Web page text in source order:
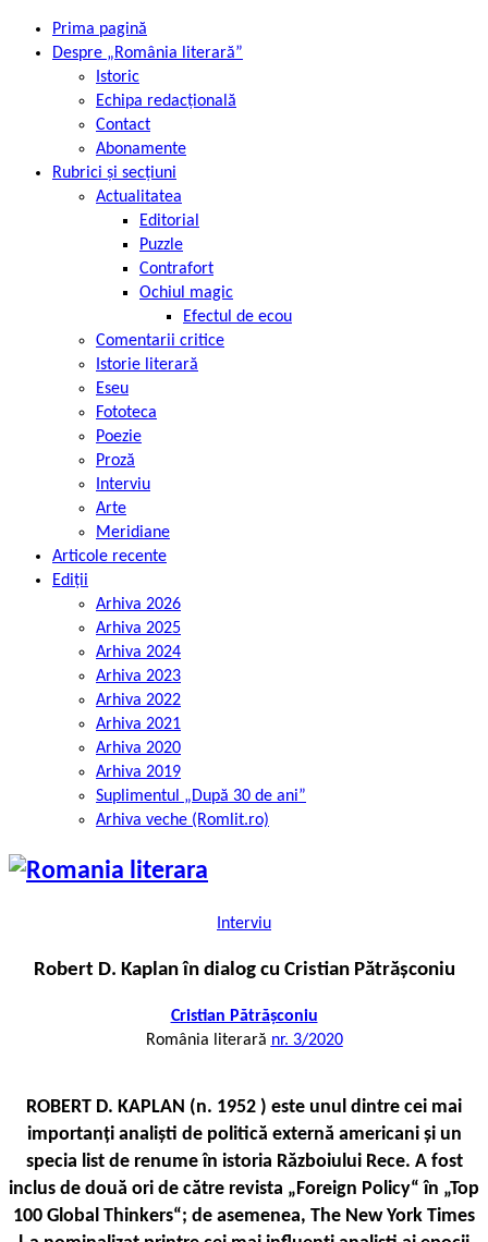
Prima pagină
Despre „România literară”
Istoric
Echipa redacțională
Contact
Abonamente
Rubrici și secțiuni
Actualitatea
Editorial
Puzzle
Contrafort
Ochiul magic
Efectul de ecou
Comentarii critice
Istorie literară
Eseu
Fototeca
Poezie
Proză
Interviu
Arte
Meridiane
Articole recente
Ediții
Arhiva 2026
Arhiva 2025
Arhiva 2024
Arhiva 2023
Arhiva 2022
Arhiva 2021
Arhiva 2020
Arhiva 2019
Suplimentul „După 30 de ani”
Arhiva veche (Romlit.ro)
Interviu
Robert D. Kaplan în dialog cu Cristian Pătrășconiu
Cristian Pătrășconiu
România literară nr. 3/2020
ROBERT D. KAPLAN (n. 1952 ) este unul dintre cei mai
importanţi analişti de politică externă americani şi un
specia ­list de renume în istoria Războiului Rece. A fost
inclus de două ori de către revista „Foreign Policy“ în „Top
100 Global Thinkers“; de asemenea, The New York Times